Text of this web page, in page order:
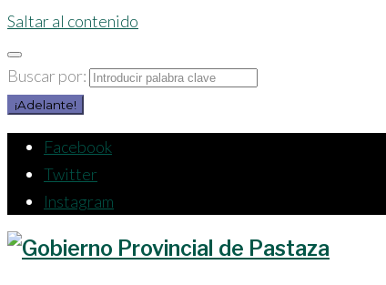
Saltar al contenido
Buscar por:
¡Adelante!
Facebook
Twitter
Instagram